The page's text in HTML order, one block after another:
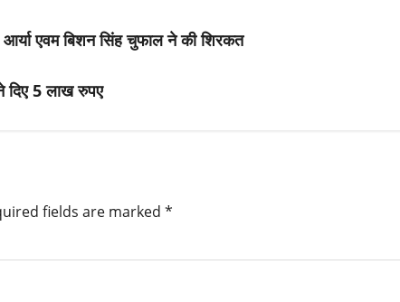
एवम बिशन सिंह चुफाल ने की शिरकत
दिए 5 लाख रुपए
fields are marked *